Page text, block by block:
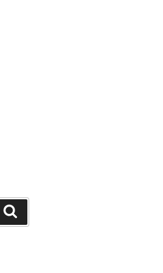
索